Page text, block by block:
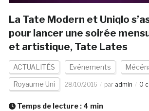
La Tate Modern et Uniqlo
pour lancer une soirée
et artistique, Tate Lates
ACTUALITÉS Evénements
Royaume Uni 28/10/2016 par admin 0
Temps de lecture : 4 min